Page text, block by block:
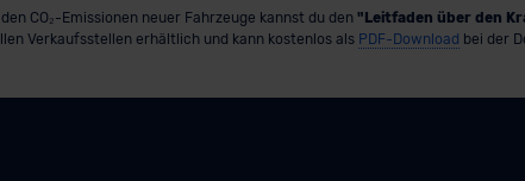
CO₂-Emissionen neuer Fahrzeuge kannst du den "Leitfaden über den
Verkaufsstellen erhältlich und kann kostenlos als PDF-Download bei der